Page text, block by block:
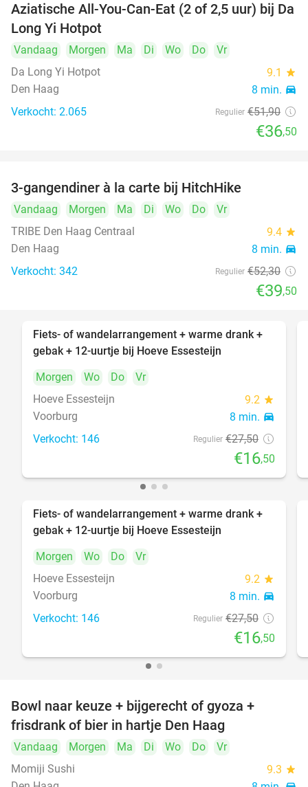
30%
Aziatische All-You-Can-Eat (2 of 2,5 uur) bij Da
Long Yi Hotpot
Vandaag Morgen Ma Di Wo Do
Vr
Da Long Yi Hotpot
9.1 star
Den Haag 8 min. directions_car
Verkocht: 2.065 Regulier €51,90
€36,50
3-gangendiner à la carte bij HitchHike
Vandaag Morgen Ma Di Wo Do
Vr
TRIBE Den Haag Centraal
9.4 star
Den Haag 8 min. directions_car
Verkocht: 342 Regulier €52,30
€39,50
40%
Fiets- of wandelarrangement + warme drank +
gebak + 12-uurtje bij Hoeve Essesteijn
Morgen
Wo Do
Vr
Hoeve Essesteijn
9.2 star
Voorburg 8 min. directions_car
Verkocht: 146 Regulier €27,50
€16,50
40%
Fiets- of wandelarrangement + warme drank +
gebak + 12-uurtje bij Hoeve Essesteijn
Morgen
Wo Do
Vr
Hoeve Essesteijn
9.2 star
Voorburg 8 min. directions_car
Verkocht: 146 Regulier €27,50
€16,50
Bowl naar keuze + bijgerecht of gyoza +
frisdrank of bier in hartje Den Haag
Vandaag Morgen Ma Di Wo Do
Vr
Momiji Sushi
9.3 star